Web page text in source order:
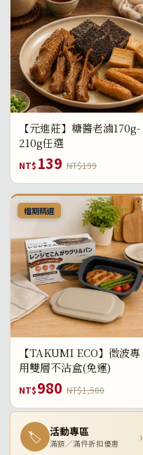
【元進莊】糖醬老滷170g-
210g任選
NT$ 139 NT$199
檔期精選
【TAKUMI ECO】微波專
用雙層不沾盒(免運)
NT$980 NT$1,500
🏷 活動專區
滿額／滿件折扣優惠 ›